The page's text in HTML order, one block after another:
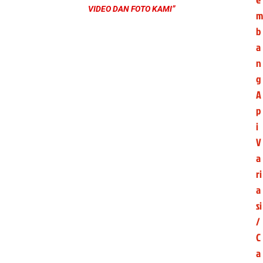
VIDEO DAN FOTO KAMI”
m
b
a
n
g
A
p
i
V
a
ri
a
si
/
C
a